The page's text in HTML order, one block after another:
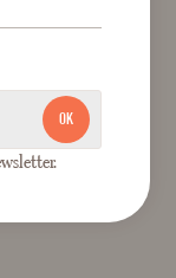
OK